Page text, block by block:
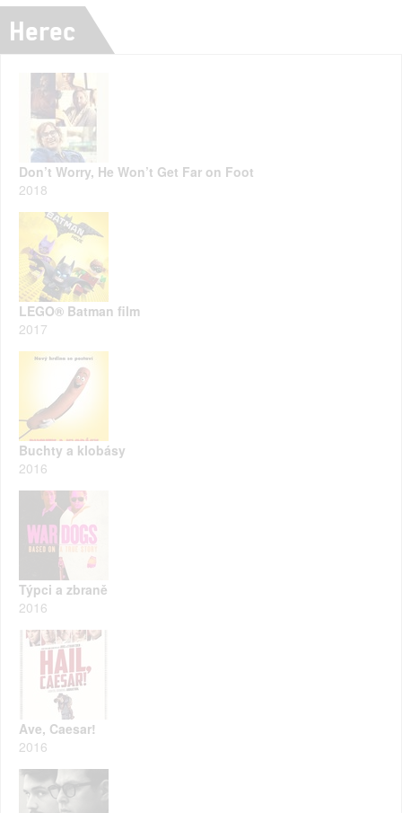
Herec
Don’t Worry, He Won’t Get Far on Foot
2018
LEGO® Batman film
2017
Buchty a klobásy
2016
Týpci a zbraně
2016
Ave, Caesar!
2016